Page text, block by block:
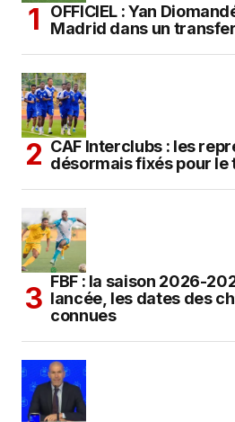
OFFICIEL : Yan
Madrid dans un
CAF Interclubs : les
désormais fixés pour
FBF : la saison 2026-
lancée, les dates des
connues